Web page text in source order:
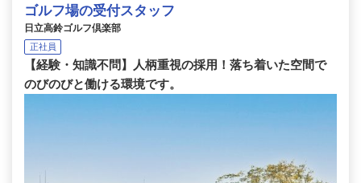
ゴルフ場の受付スタッフ
日立高鈴ゴルフ倶楽部
正社員
【経験・知識不問】人柄重視の採用！落ち着いた空間で
のびのびと働ける環境です。